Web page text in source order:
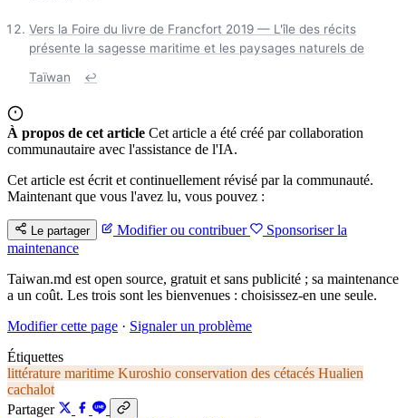
Vers la Foire du livre de Francfort 2019 — L'île des récits
présente la sagesse maritime et les paysages naturels de
Taïwan
↩
À propos de cet article Cet article a été créé par collaboration
communautaire avec l'assistance de l'IA.
Cet article est écrit et continuellement révisé par la communauté.
Maintenant que vous l'avez lu, vous pouvez :
Le partager Modifier ou contribuer
Sponsoriser la
maintenance
Taiwan.md est open source, gratuit et sans publicité ; sa maintenance
a un coût. Les trois sont les bienvenues : choisissez-en une seule.
Modifier cette page · Signaler un problème
Étiquettes
littérature maritime Kuroshio conservation des cétacés Hualien
cachalot
Partager